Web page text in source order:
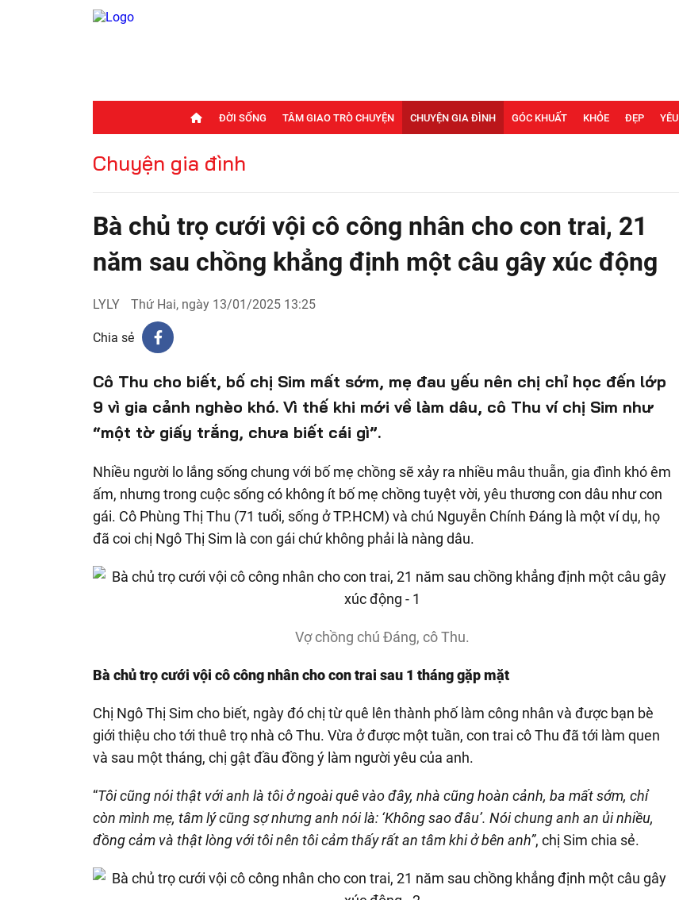
ĐỜI SỐNG TÂM GIAO TRÒ CHUYỆN CHUYỆN GIA ĐÌNH GÓC KHUẤT KHỎE ĐẸP YÊU
Chuyện gia đình
Bà chủ trọ cưới vội cô công nhân cho con trai, 21
năm sau chồng khẳng định một câu gây xúc động
LYLY Thứ Hai, ngày 13/01/2025 13:25
Chia sẻ
Cô Thu cho biết, bố chị Sim mất sớm, mẹ đau yếu nên chị chỉ học đến lớp
9 vì gia cảnh nghèo khó. Vì thế khi mới về làm dâu, cô Thu ví chị Sim như
“một tờ giấy trắng, chưa biết cái gì”.
Nhiều người lo lắng sống chung với bố mẹ chồng sẽ xảy ra nhiều mâu thuẫn, gia đình khó êm
ấm, nhưng trong cuộc sống có không ít bố mẹ chồng tuyệt vời, yêu thương con dâu như con
gái. Cô Phùng Thị Thu (71 tuổi, sống ở TP.HCM) và chú Nguyễn Chính Đáng là một ví dụ, họ
đã coi chị Ngô Thị Sim là con gái chứ không phải là nàng dâu.
Vợ chồng chú Đáng, cô Thu.
Bà chủ trọ cưới vội cô công nhân cho con trai sau 1 tháng gặp mặt
Chị Ngô Thị Sim cho biết, ngày đó chị từ quê lên thành phố làm công nhân và được bạn bè
giới thiệu cho tới thuê trọ nhà cô Thu. Vừa ở được một tuần, con trai cô Thu đã tới làm quen
và sau một tháng, chị gật đầu đồng ý làm người yêu của anh.
“Tôi cũng nói thật với anh là tôi ở ngoài quê vào đây, nhà cũng hoàn cảnh, ba mất sớm, chỉ
còn mình mẹ, tâm lý cũng sợ nhưng anh nói là: ‘Không sao đâu’. Nói chung anh an ủi nhiều,
đồng cảm và thật lòng với tôi nên tôi cảm thấy rất an tâm khi ở bên anh”, chị Sim chia sẻ.